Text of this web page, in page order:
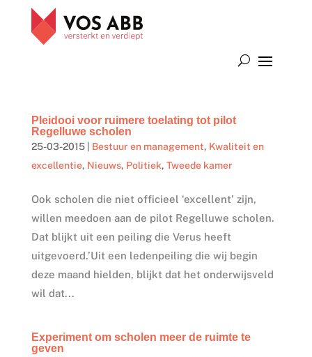
Pleidooi voor ruimere toelating tot pilot
Regelluwe scholen
25-03-2015| Bestuur en management, Kwaliteit en
excellentie, Nieuws, Politiek, Tweede kamer
Ook scholen die niet officieel ‘excellent’ zijn,
willen meedoen aan de pilot Regelluwe scholen.
Dat blijkt uit een peiling die Verus heeft
uitgevoerd.’Uit een ledenpeiling die wij begin
deze maand hielden, blijkt dat het onderwijsveld
wil dat...
Experiment om scholen meer de ruimte te
geven